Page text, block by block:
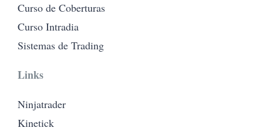
Curso de Coberturas
Curso Intradia
Sistemas de Trading
Links
Ninjatrader
Kinetick